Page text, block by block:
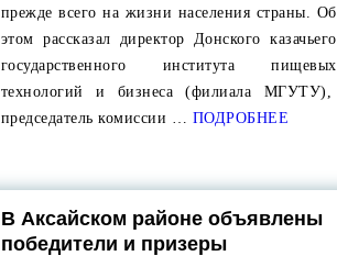
прежде всего на жизни населения страны. Об
этом рассказал директор Донского казачьего
государственного института пищевых
технологий и бизнеса (филиала МГУТУ),
председатель комиссии … ПОДРОБНЕЕ
В Аксайском районе объявлены
победители и призеры